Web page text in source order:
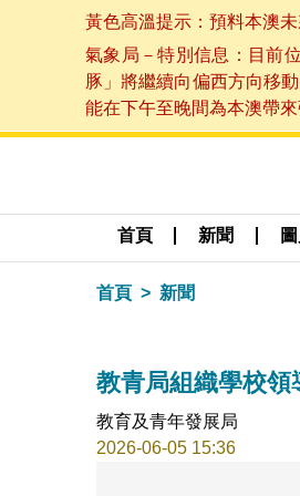
黃色高溫提示：預料本澳
氣象局－特別信息：目前
豚」將繼續向偏西方向移
能在下午至晚間為本澳帶
首頁 新聞
首頁 新聞
教青局組織學校
教育及青年發展局
2026-06-05 15:36